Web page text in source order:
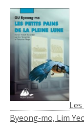
Byeong-mo, Lim